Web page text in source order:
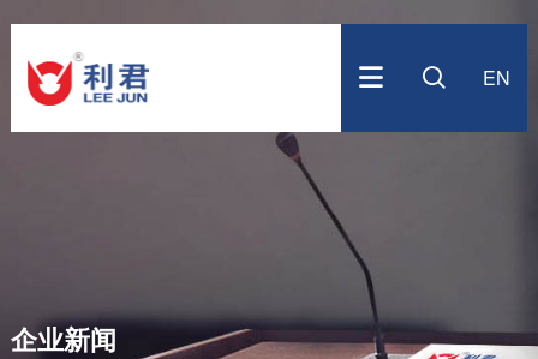
  EN
关于利君
公司简介
公司治理
利君资讯
企业新闻
核心竞争
科研能力
产品中心
系统解决方案
备品备件
服务支持
营销网络
投资者关系
股票走势
投资者联系
加入我们
人才战略
企业新闻